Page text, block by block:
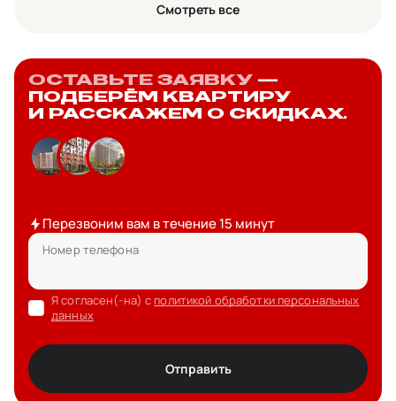
Смотреть все
ОСТАВЬТЕ ЗАЯВКУ —
ПОДБЕРЁМ КВАРТИРУ
И РАССКАЖЕМ О СКИДКАХ.
Перезвоним вам в течение 15 минут
Номер телефона
Я согласен(-на) с политикой обработки персональных
данных
Отправить